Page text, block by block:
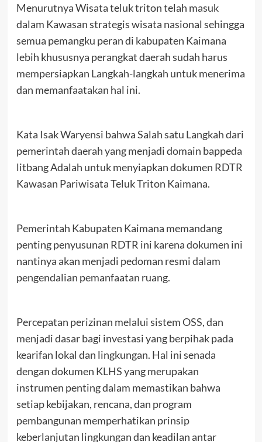
Menurutnya Wisata teluk triton telah masuk
dalam Kawasan strategis wisata nasional sehingga
semua pemangku peran di kabupaten Kaimana
lebih khususnya perangkat daerah sudah harus
mempersiapkan Langkah-langkah untuk menerima
dan memanfaatakan hal ini.
Kata Isak Waryensi bahwa Salah satu Langkah dari
pemerintah daerah yang menjadi domain bappeda
litbang Adalah untuk menyiapkan dokumen RDTR
Kawasan Pariwisata Teluk Triton Kaimana.
Pemerintah Kabupaten Kaimana memandang
penting penyusunan RDTR ini karena dokumen ini
nantinya akan menjadi pedoman resmi dalam
pengendalian pemanfaatan ruang.
Percepatan perizinan melalui sistem OSS, dan
menjadi dasar bagi investasi yang berpihak pada
kearifan lokal dan lingkungan. Hal ini senada
dengan dokumen KLHS yang merupakan
instrumen penting dalam memastikan bahwa
setiap kebijakan, rencana, dan program
pembangunan memperhatikan prinsip
keberlanjutan lingkungan dan keadilan antar